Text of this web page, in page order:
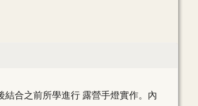
合之前所學進行 露營手燈實作。內